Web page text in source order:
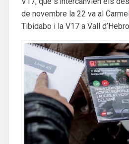
de novembre la 22 va al
Tibidabo i la V17 a Vall